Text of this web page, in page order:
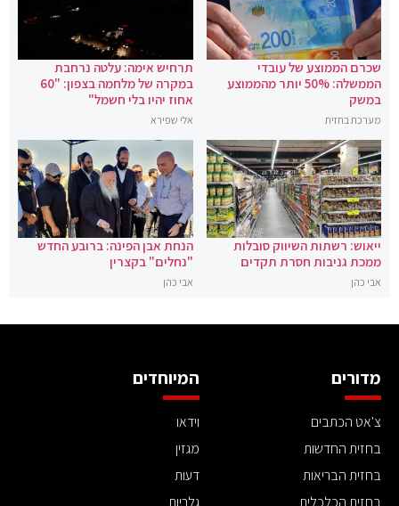
שכרם הממוצע של עובדי
הממשלה: 50% יותר מהממוצע
במשק
מערכת בחזית
תרחיש אימה: עלטה נרחבת
במקרה של מלחמה בצפון: "60
אחוז יהיו בלי חשמל"
אלי שפירא
ייאוש: רשתות השיווק סובלות
ממכת גניבות חסרת תקדים
אבי כהן
הנחת אבן הפינה: ברובע החדש
"נחלים" בקצרין
אבי כהן
מדורים
צ'אט הכתבים
בחזית החדשות
בחזית הבריאות
בחזית הכלכלית
המיוחדים
וידאו
מגזין
דעות
גלריות